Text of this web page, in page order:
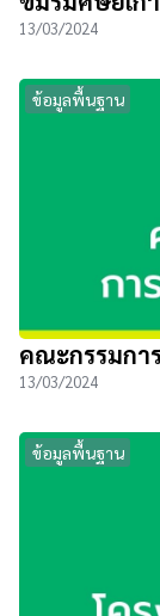
13/03/2024
ข้อมูลพื้นฐาน
คณะกรรมก
13/03/2024
ข้อมูลพื้นฐาน